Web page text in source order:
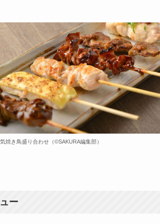
気焼き鳥盛り合わせ（©️SAKURA編集部）
ー